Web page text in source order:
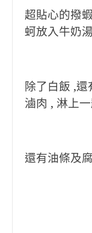
超貼心的撥
蚵放入牛奶
除了白飯 ,
滷肉 , 淋上
還有油條及